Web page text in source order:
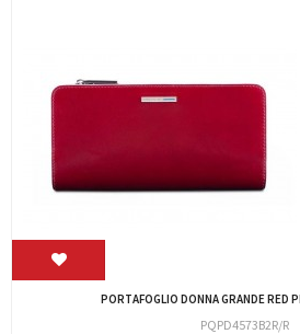
PORTAFOGLIO DONNA GRANDE RED
PQPD4573B2R/R